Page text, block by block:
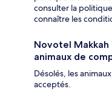
consulter la
connaître les
Novotel
animaux de
Désolés, les
acceptés.